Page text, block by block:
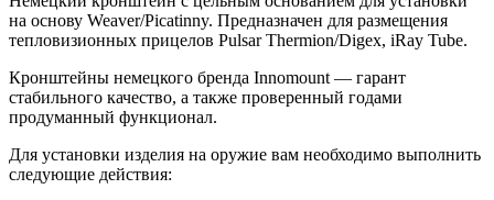
на основу Weaver/Picatinny. Предназначен для размещения
тепловизионных прицелов Pulsar Thermion/Digex, iRay Tube.
Кронштейны немецкого бренда Innomount — гарант
стабильного качество, а также проверенный годами
продуманный функционал.
Для установки изделия на оружие вам необходимо выполнить
следующие действия: